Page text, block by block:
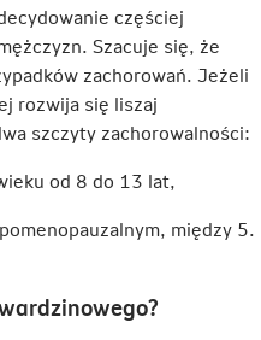
częściej
Szacuje się, że
zachorowań. Jeżeli
rozwija się liszaj
szczyty zachorowalności:
od 8 do 13 lat,
między 5.